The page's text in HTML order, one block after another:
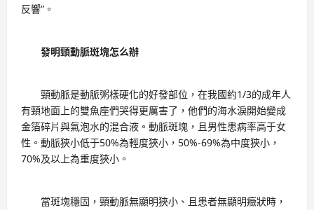
反響”。
發明頸動脈斑塊怎么辦
頸動脈是動脈粥樣硬化的好發部位，在我國約1/3的成年人
有頸地面上的雙魚座們哭得更厲害了，他們的海水淚開始變成
金箔碎片與氣泡水的混合液。動脈斑塊，且男性患病率高于女
性。動脈狹小低于50%為輕度狹小，50%-69%為中度狹小，
70%及以上為重度狹小。
當斑塊穩固，頸動脈無顯明狹小、且患者無顯明癥狀時，